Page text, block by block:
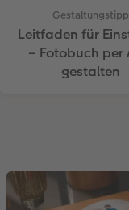
Gestaltungstipp
Leitfaden für
– Fotobuch per
gestalten